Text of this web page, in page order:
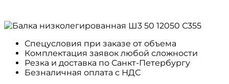
Спецусловия при заказе от объема
Комплектация заявок любой сложности
Резка и доставка по Санкт-Петербургу
Безналичная оплата с НДС